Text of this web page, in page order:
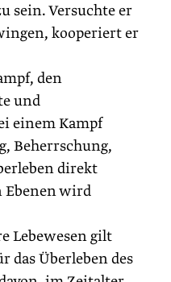
sein. Versuchte er
kooperiert er
den
und
einem Kampf
Beherrschung,
direkt
Ebenen wird
Lebewesen gilt
das Überleben des